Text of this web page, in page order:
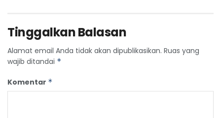
Tinggalkan Balasan
Alamat email Anda tidak akan dipublikasikan. Ruas yang
wajib ditandai *
Komentar *